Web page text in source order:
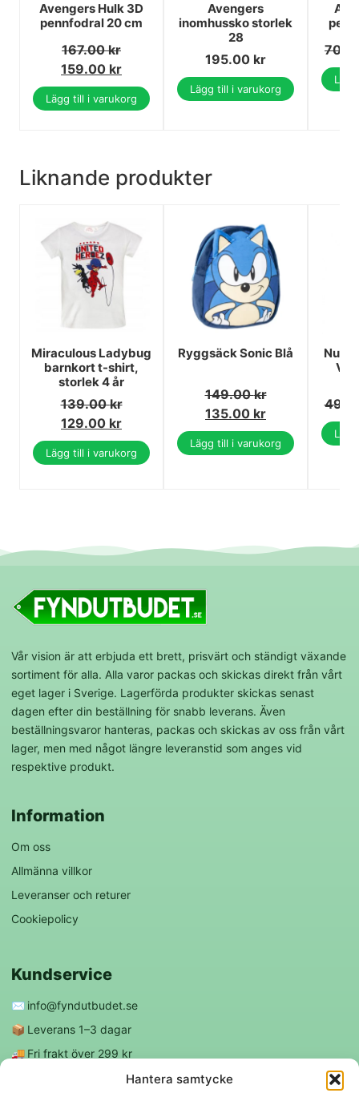
Hantera samtycke
Avengers Hulk 3D
pennfodral 20 cm
167.00kr
159.00 kr
Lägg till i varukorg
Avengers
inomhussko storlek
28
195.00 kr
Lägg till i varukorg
Liknande produkter
Miraculous Ladybug
barnkort t-shirt,
storlek 4 år
139.00kr
129.00 kr
Lägg till i varukorg
Ryggsäck Sonic Blå
149.00kr
135.00 kr
Lägg till i varukorg
Vit
Vår vision är att erbjuda ett brett, prisvärt och ständigt växande
sortiment för alla. Alla varor packas och skickas direkt från vårt
eget lager i Sverige. Lagerförda produkter skickas senast
dagen efter din beställning för snabb leverans. Även
beställningsvaror hanteras, packas och skickas av oss från vårt
lager, men med något längre leveranstid som anges vid
respektive produkt.
Information
Om oss
Allmänna villkor
Leveranser och returer
Cookiepolicy
Kundservice
✉️ info@fyndutbudet.se
📦 Leverans 1–3 dagar
🚚 Fri frakt över 299 kr